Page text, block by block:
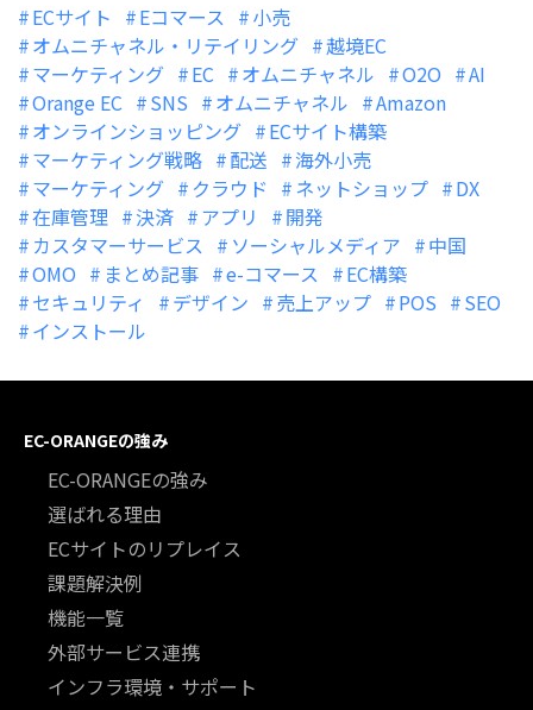
ECサイト Eコマース
小売
オムニチャネル・リテイリング
越境EC
マーケティング
EC オムニチャネル O2O
AI
Orange EC
SNS オムニチャネル
Amazon
オンラインショッピング
ECサイト構築
マーケティング戦略
配送
海外小売
マーケティング
クラウド ネットショップ
DX
在庫管理
決済 アプリ
開発
カスタマーサービス
ソーシャルメディア
中国
OMO
まとめ記事 e-コマース
EC構築
セキュリティ
デザイン 売上アップ POS
SEO
インストール
EC-ORANGEの強み
EC-ORANGEの強み
選ばれる理由
ECサイトのリプレイス
課題解決例
機能一覧
外部サービス連携
インフラ環境・サポート